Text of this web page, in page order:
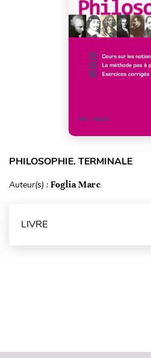
PHILOSOPHIE. TERMINALE
Auteur(s) : Foglia Marc
LIVRE